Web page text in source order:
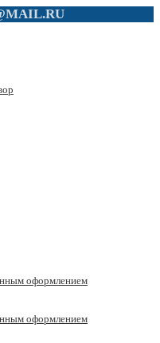
оформлением
оформлением